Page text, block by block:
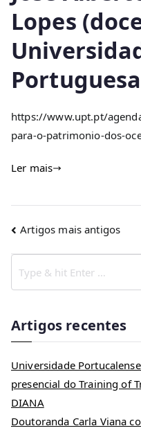
Lopes
https://www.upt.pt/
para-o-patrimonio-dos-
Ler mais
Artigos mais antigos
Artigos recentes
Universidade
presencial do Training of
DIANA
Doutoranda Carla Viana